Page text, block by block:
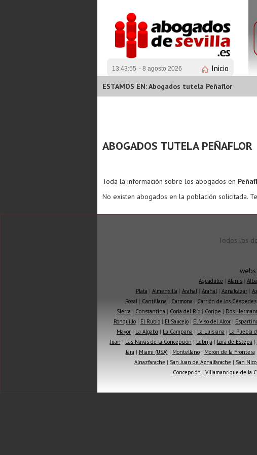
13:43:55 - 8 agosto 2026 Inicio
ESTAMOS EN: Abogados tutela Peñaflor
ABOGADOS TUTELA PEÑAFLOR
Toda la información sobre los abogados en
No existen abogados en la población solicitada.
Todos los
Aguadulce | Alanis |
Plata | Almensilla | Arahal| Arahal| Aznalcázar|
Rosal| Cantillana | Carmona | Carrión de los Céspedes
Sierra | Constantina | Coria del Río| Coripe | Dos
Ronquillo| El Rubio| El Saucejo| El Viso del Alcor|
Mayor | La Algaba | La Campana | La Luisiana | La Puebla
Juan | Las Navas de la Concepción | Lebrija | Lora de Estepa |
Jara | Miami (USA) | Montellano| Morón de la Frontera
Alnazfarache | San Juan de Aznalfarache | San
Concepción | Villamanrique de la